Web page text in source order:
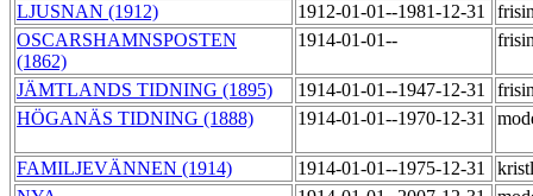
LJUSNAN (1912)
1912-01-01--1981-12-31
OSCARSHAMNSPOSTEN
(1862)
1914-01-01--
JÄMTLANDS TIDNING (1895) 1914-01-01--1947-12-31
HÖGANÄS TIDNING (1888)
1914-01-01--1970-12-31
FAMILJEVÄNNEN (1914) 1914-01-01--1975-12-31